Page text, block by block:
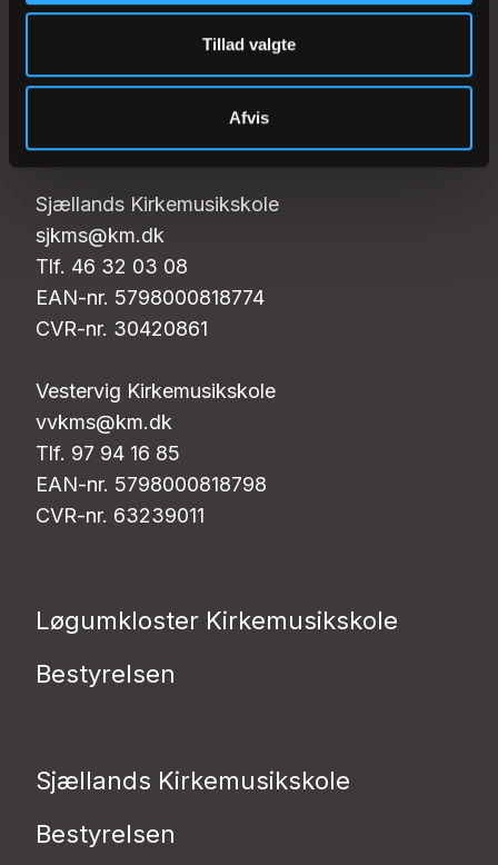
Tillad valgte
Afvis
Løgumkloster Kirkemusikskole
Tlf. 74 74 40 70
EAN-nr. 5798000818781
Sjællands Kirkemusikskole
sjkms@km.dk
Tlf. 46 32 03 08
EAN-nr. 5798000818774
CVR-nr. 30420861
Vestervig Kirkemusikskole
vvkms@km.dk
Tlf. 97 94 16 85
EAN-nr. 5798000818798
CVR-nr. 63239011
Løgumkloster Kirkemusikskole
Bestyrelsen
Sjællands Kirkemusikskole
Bestyrelsen